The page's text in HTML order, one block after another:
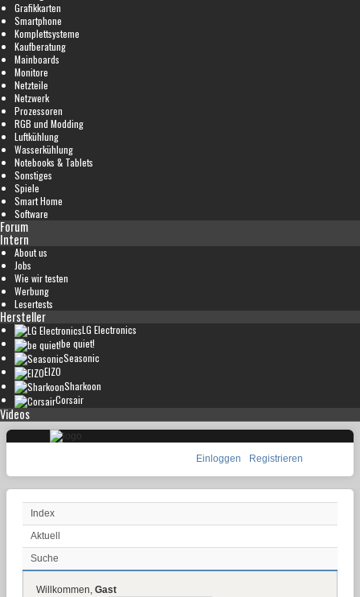
Grafikkarten
Smartphone
Komplettsysteme
Kaufberatung
Mainboards
Monitore
Netzteile
Netzwerk
Prozessoren
RGB und Modding
Luftkühlung
Wasserkühlung
Notebooks & Tablets
Sonstiges
Spiele
Smart Home
Software
Forum
Intern
About us
Jobs
Wie wir testen
Werbung
Lesertests
Hersteller
LG Electronics
be quiet!
Seasonic
EIZO
Sharkoon
Corsair
Videos
Einloggen Registrieren
Index
Aktuell
Suche
Willkommen, Gast